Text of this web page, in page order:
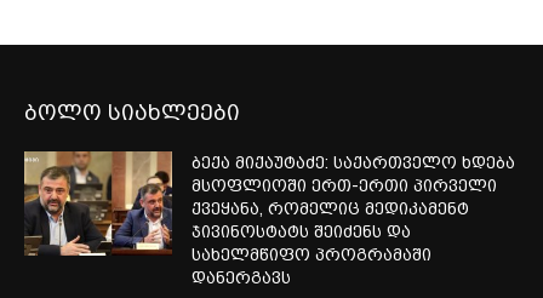
ბოლო სიახლეები
ბექა მიქაუტაძე: საქართველო ხდება
მსოფლიოში ერთ-ერთი პირველი
ქვეყანა, რომელიც მედიკამენტ
ჯივინოსტატს შეიძენს და
სახელმწიფო პროგრამაში
დანერგავს